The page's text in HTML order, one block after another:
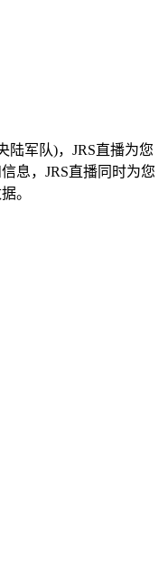
陆军队)，JRS直播为您
息，JRS直播同时为您
。